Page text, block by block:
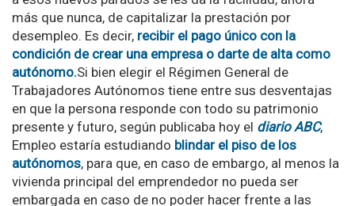
más que nunca, de capitalizar la prestación por
desempleo. Es decir, recibir el pago único con la
condición de crear una empresa o darte de alta como
autónomo.Si bien elegir el Régimen General de
Trabajadores Autónomos tiene entre sus desventajas
en que la persona responde con todo su patrimonio
presente y futuro, según publicaba hoy el diario ABC,
Empleo estaría estudiando blindar el piso de los
autónomos, para que, en caso de embargo, al menos la
vivienda principal del emprendedor no pueda ser
embargada en caso de no poder hacer frente a las